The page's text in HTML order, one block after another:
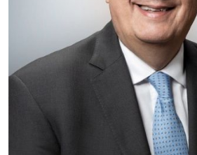
Aplicar al
Empresa en
HERRAMIENTAS DE
TORQUE CONTROLADO,